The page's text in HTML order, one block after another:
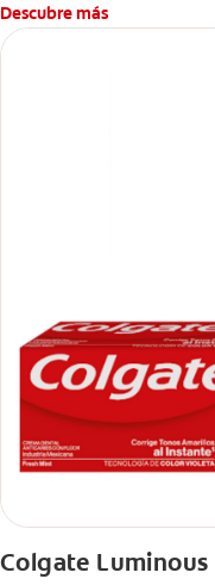
Descubre más
Colgate